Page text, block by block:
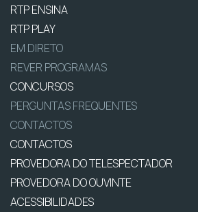
RTP ENSINA
RTP PLAY
EM DIRETO
REVER PROGRAMAS
CONCURSOS
PERGUNTAS FREQUENTES
CONTACTOS
CONTACTOS
PROVEDORA DO TELESPECTADOR
PROVEDORA DO OUVINTE
ACESSIBILIDADES